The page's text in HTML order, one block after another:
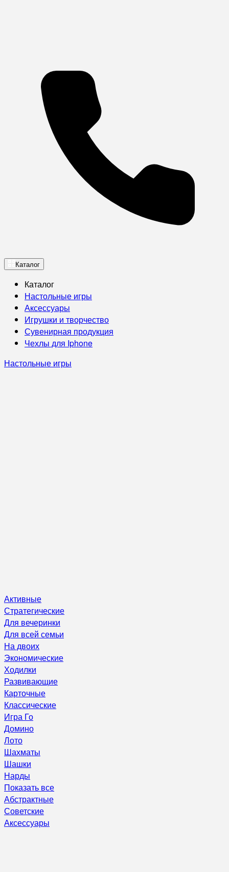
Каталог
Каталог
Настольные игры
Аксессуары
Игрушки и творчество
Сувенирная продукция
Чехлы для Iphone
Настольные игры
Активные
Стратегические
Для вечеринки
Для всей семьи
На двоих
Экономические
Ходилки
Развивающие
Карточные
Классические
Игра Го
Домино
Лото
Шахматы
Шашки
Нарды
Показать все
Абстрактные
Советские
Аксессуары